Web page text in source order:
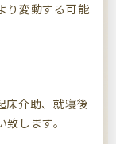
り変動する可能
床介助、就寝後
します。